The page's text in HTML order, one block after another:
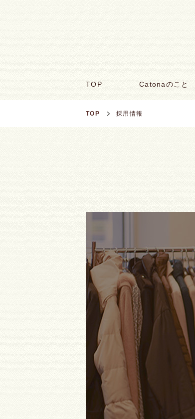
TOP Catonaのこと
TOP 採用情報